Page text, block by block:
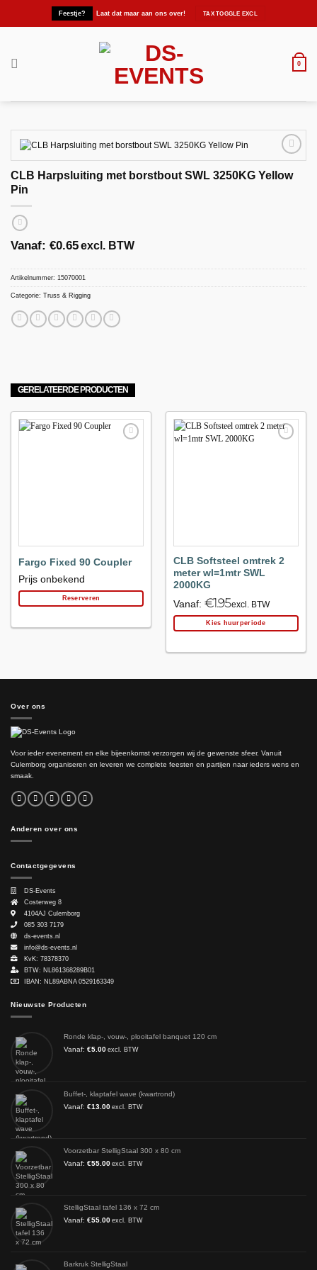
Feestje? Laat dat maar aan ons over!
0
CLB Harpsluiting met borstbout SWL 3250KG Yellow
Pin
Vanaf: €0.65excl. BTW
Artikelnummer: 15070001
Categorie: Truss & Rigging
GERELATEERDE PRODUCTEN
Fargo Fixed 90 Coupler
Prijs onbekend
Reserveren
CLB Softsteel omtrek 2
meter wl=1mtr SWL
2000KG
Vanaf: €1.95excl. BTW
Kies huurperiode
Over ons
Voor ieder evenement en elke bijeenkomst verzorgen wij de gewenste sfeer. Vanuit
Culemborg organiseren en leveren we complete feesten en partijen naar ieders wens en
smaak.
Anderen over ons
Contactgegevens
DS-Events
Costerweg 8
4104AJ Culemborg
085 303 7179
ds-events.nl
info@ds-events.nl
KvK: 78378370
BTW: NL861368289B01
IBAN: NL89ABNA 0529163349
Nieuwste Producten
Ronde klap-, vouw-, plooitafel banquet 120 cm
Vanaf: €5.00 excl. BTW
Buffet-, klaptafel wave (kwartrond)
Vanaf: €13.00 excl. BTW
Voorzetbar StelligStaal 300 x 80 cm
Vanaf: €55.00 excl. BTW
StelligStaal tafel 136 x 72 cm
Vanaf: €55.00 excl. BTW
Barkruk StelligStaal